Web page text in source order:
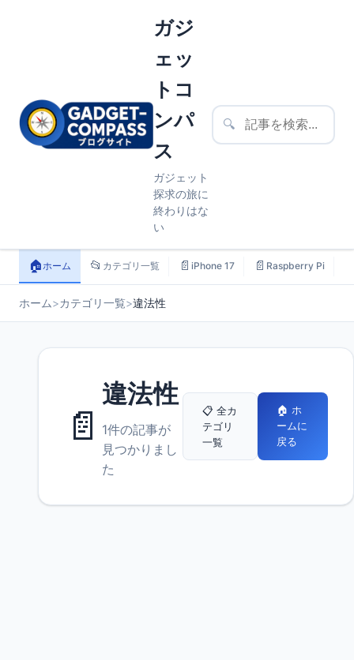
ガジ
ェッ
トコ
ンパ
ス
ガジェット
探求の旅に
終わりはな
い
🔍
🏠ホーム 📂 カテゴリ一覧 📄 iPhone 17 📄 Raspberry Pi
ホーム>カテゴリ一覧>違法性
📄
違法性
1件の記事が
見つかりまし
た
📋 全カ
テゴリ
一覧
🏠 ホ
ームに
戻る